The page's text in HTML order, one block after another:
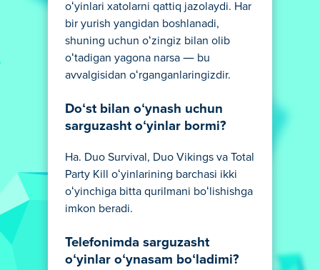
oʻyinlari xatolarni qattiq jazolaydi. Har
bir yurish yangidan boshlanadi,
shuning uchun oʻzingiz bilan olib
oʻtadigan yagona narsa — bu
avvalgisidan oʻrganganlaringizdir.
Doʻst bilan oʻynash uchun
sarguzasht oʻyinlar bormi?
Ha. Duo Survival, Duo Vikings va Total
Party Kill oʻyinlarining barchasi ikki
oʻyinchiga bitta qurilmani boʻlishishga
imkon beradi.
Telefonimda sarguzasht
oʻyinlar oʻynasam boʻladimi?